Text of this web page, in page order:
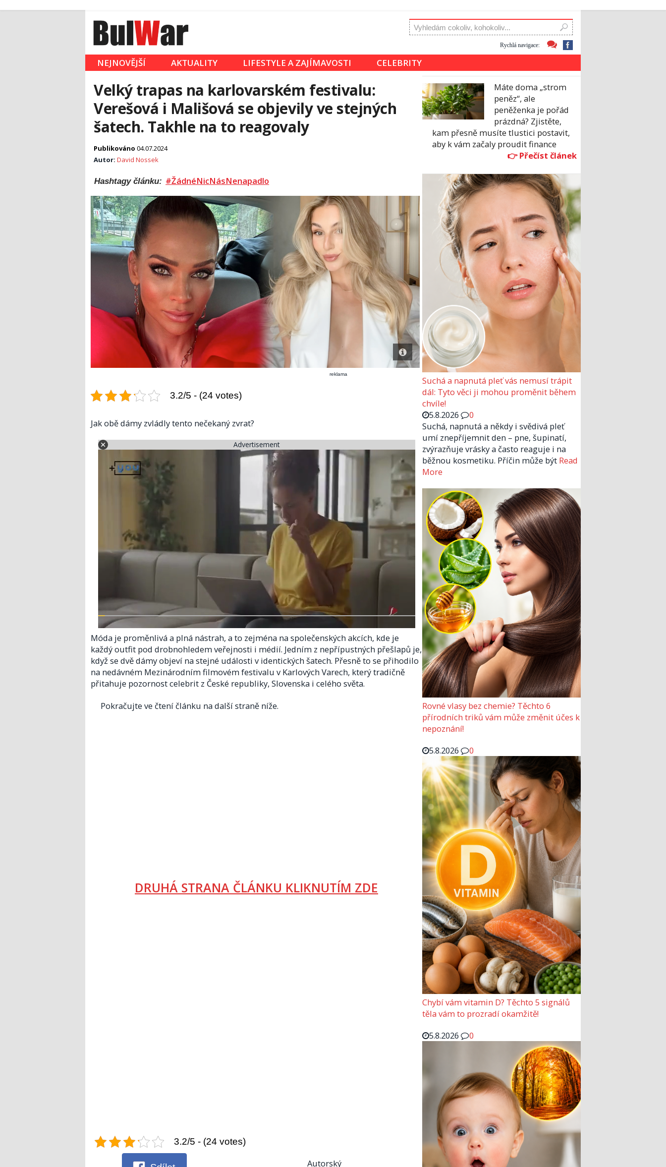
Rychlá navigace:
NEJNOVĚJŠÍ AKTUALITY LIFESTYLE A ZAJÍMAVOSTI CELEBRITY
Velký trapas na karlovarském festivalu:
Verešová i Mališová se objevily ve stejných
šatech. Takhle na to reagovaly
Publikováno 04.07.2024
Autor: David Nossek
Hashtagy článku: #ŽádnéNicNásNenapadlo
reklama
3.2/5 - (24 votes)
Jak obě dámy zvládly tento nečekaný zvrat?
Advertisement
Móda je proměnlivá a plná nástrah, a to zejména na společenských akcích, kde je
každý outfit pod drobnohledem veřejnosti i médií. Jedním z nepřípustných přešlapů je,
když se dvě dámy objeví na stejné události v identických šatech. Přesně to se přihodilo
na nedávném Mezinárodním filmovém festivalu v Karlových Varech, který tradičně
přitahuje pozornost celebrit z České republiky, Slovenska i celého světa.
Pokračujte ve čtení článku na další straně níže.
DRUHÁ STRANA ČLÁNKU KLIKNUTÍM ZDE
3.2/5 - (24 votes)
Autorský
Máte doma „strom
peněz“, ale
peněženka je pořád
prázdná? Zjistěte,
kam přesně musíte tlustici postavit,
aby k vám začaly proudit finance
Suchá a napnutá pleť vás nemusí trápit
dál: Tyto věci ji mohou proměnit během
chvíle!
5.8.2026
0
Suchá, napnutá a někdy i svědivá pleť
umí znepříjemnit den – pne, šupinatí,
zvýrazňuje vrásky a často reaguje i na
běžnou kosmetiku. Příčin může být Read
More
Rovné vlasy bez chemie? Těchto 6
přírodních triků vám může změnit účes k
nepoznání!
5.8.2026
0
Chybí vám vitamin D? Těchto 5 signálů
těla vám to prozradí okamžitě!
5.8.2026
0